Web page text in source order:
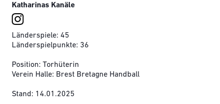
Katharinas Kanäle
Länderspiele: 45
Länderspielpunkte: 36
Position: Torhüterin
Verein Halle: Brest Bretagne Handball
Stand: 14.01.2025